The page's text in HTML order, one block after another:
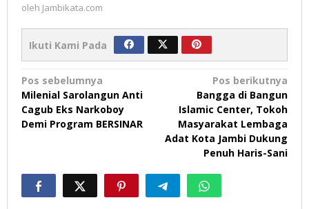
oleh Jambikata.com
Ikuti Kami Pada
Navigasi
pos
Pos sebelumnya
Milenial Sarolangun Anti
Cagub Eks Narkoboy
Demi Program BERSINAR
Pos berikutnya
Bangga di Bangun
Islamic Center, Tokoh
Masyarakat Lembaga
Adat Kota Jambi Dukung
Penuh Haris-Sani